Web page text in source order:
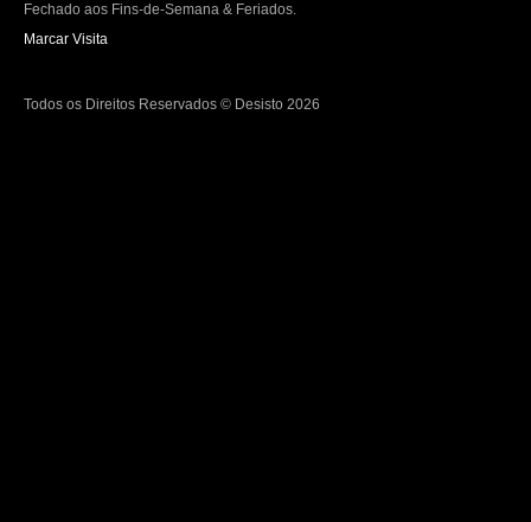
Fechado aos Fins-de-Semana & Feriados.
Marcar Visita
Todos os Direitos Reservados © Desisto 2026